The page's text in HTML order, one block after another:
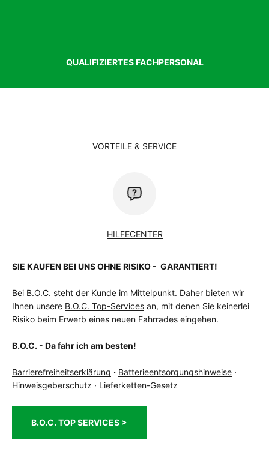
QUALIFIZIERTES FACHPERSONAL
VORTEILE & SERVICE
HILFECENTER
SIE KAUFEN BEI UNS OHNE RISIKO - GARANTIERT!
Bei B.O.C. steht der Kunde im Mittelpunkt. Daher bieten wir
Ihnen unsere B.O.C. Top-Services an, mit denen Sie keinerlei
Risiko beim Erwerb eines neuen Fahrrades eingehen.
B.O.C. - Da fahr ich am besten!
Barrierefreiheitserklärung · Batterieentsorgungshinweise ·
Hinweisgeberschutz · Lieferketten-Gesetz
B.O.C. TOP SERVICES >